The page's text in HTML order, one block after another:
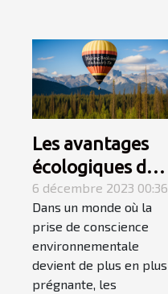
Les avantages
écologiques des
ballons
publicitaires
réutilisables
6 décembre 2023 00:36
Dans un monde où la
prise de conscience
environnementale
devient de plus en plus
prégnante, les